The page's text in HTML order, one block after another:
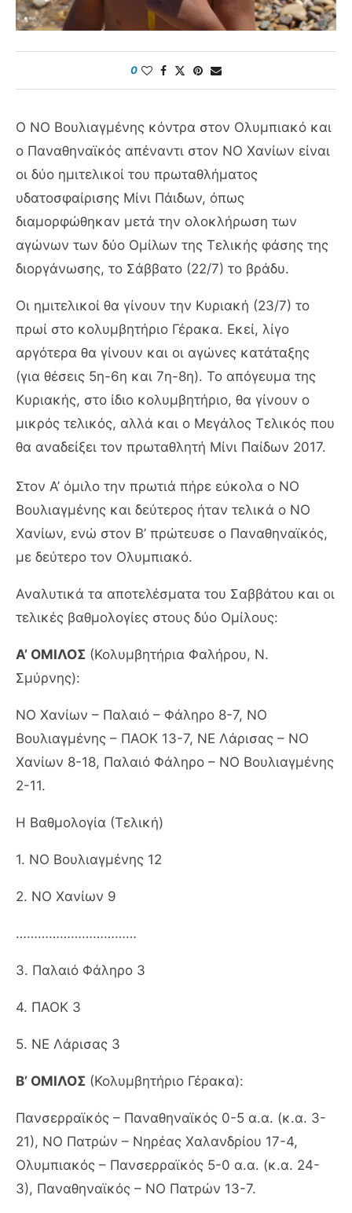
0
Ο ΝΟ Βουλιαγμένης κόντρα στον Ολυμπιακό και
ο Παναθηναϊκός απέναντι στον ΝΟ Χανίων είναι
οι δύο ημιτελικοί του πρωταθλήματος
υδατοσφαίρισης Μίνι Πάιδων, όπως
διαμορφώθηκαν μετά την ολοκλήρωση των
αγώνων των δύο Ομίλων της Τελικής φάσης της
διοργάνωσης, το Σάββατο (22/7) το βράδυ.
Οι ημιτελικοί θα γίνουν την Κυριακή (23/7) το
πρωί στο κολυμβητήριο Γέρακα. Εκεί, λίγο
αργότερα θα γίνουν και οι αγώνες κατάταξης
(για θέσεις 5η-6η και 7η-8η). Το απόγευμα της
Κυριακής, στο ίδιο κολυμβητήριο, θα γίνουν ο
μικρός τελικός, αλλά και ο Μεγάλος Τελικός που
θα αναδείξει τον πρωταθλητή Μίνι Παίδων 2017.
Στον Α’ όμιλο την πρωτιά πήρε εύκολα ο ΝΟ
Βουλιαγμένης και δεύτερος ήταν τελικά ο ΝΟ
Χανίων, ενώ στον Β’ πρώτευσε ο Παναθηναϊκός,
με δεύτερο τον Ολυμπιακό.
Αναλυτικά τα αποτελέσματα του Σαββάτου και οι
τελικές βαθμολογίες στους δύο Ομίλους:
Α’ ΟΜΙΛΟΣ (Κολυμβητήρια Φαλήρου, Ν.
Σμύρνης):
ΝΟ Χανίων – Παλαιό – Φάληρο 8-7, ΝΟ
Βουλιαγμένης – ΠΑΟΚ 13-7, ΝΕ Λάρισας – ΝΟ
Χανίων 8-18, Παλαιό Φάληρο – ΝΟ Βουλιαγμένης
2-11.
Η Βαθμολογία (Τελική)
1. ΝΟ Βουλιαγμένης 12
2. ΝΟ Χανίων 9
……………………………
3. Παλαιό Φάληρο 3
4. ΠΑΟΚ 3
5. ΝΕ Λάρισας 3
Β’ ΟΜΙΛΟΣ (Κολυμβητήριο Γέρακα):
Πανσερραϊκός – Παναθηναϊκός 0-5 α.α. (κ.α. 3-
21), ΝΟ Πατρών – Νηρέας Χαλανδρίου 17-4,
Ολυμπιακός – Πανσερραϊκός 5-0 α.α. (κ.α. 24-
3), Παναθηναϊκός – ΝΟ Πατρών 13-7.